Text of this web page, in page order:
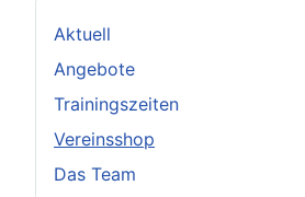
Aktuell
Angebote
Trainingszeiten
Vereinsshop
Das Team